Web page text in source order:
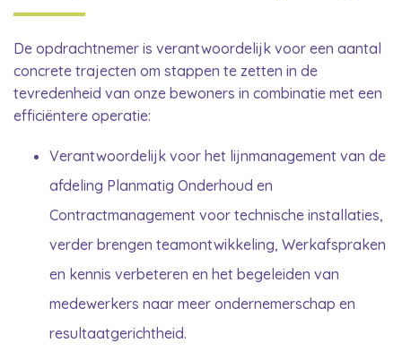
De opdrachtnemer is verantwoordelijk voor een aantal
concrete trajecten om stappen te zetten in de
tevredenheid van onze bewoners in combinatie met een
efficiëntere operatie:
Verantwoordelijk voor het lijnmanagement van de
afdeling Planmatig Onderhoud en
Contractmanagement voor technische installaties,
verder brengen teamontwikkeling, Werkafspraken
en kennis verbeteren en het begeleiden van
medewerkers naar meer ondernemerschap en
resultaatgerichtheid.